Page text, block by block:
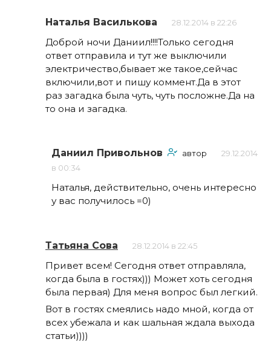
Наталья Василькова 28.12.2014 в 22:26
Доброй ночи Даниил!!!!Только сегодня
ответ отправила и тут же выключили
электричество,бывает же такое,сейчас
включили,вот и пишу коммент.Да в этот
раз загадка была чуть, чуть посложне.Да на
то она и загадка.
Даниил Привольнов автор
29.12.2014
в 00:34
Наталья, действительно, очень интересно
у вас получилось =0)
Татьяна Сова 28.12.2014 в 22:45
Привет всем! Сегодня ответ отправляла,
когда была в гостях))) Может хоть сегодня
была первая) Для меня вопрос был легкий.
Вот в гостях смеялись надо мной, когда от
всех убежала и как шальная ждала выхода
статьи))))